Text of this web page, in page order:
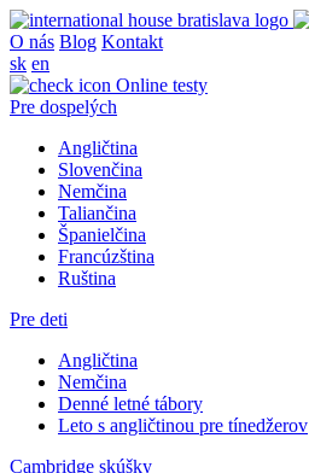
O nás Blog Kontakt
sk en
Online testy
Pre dospelých
Angličtina
Slovenčina
Nemčina
Taliančina
Španielčina
Francúzština
Ruština
Pre deti
Angličtina
Nemčina
Denné letné tábory
Leto s angličtinou pre tínedžerov
Cambridge skúšky